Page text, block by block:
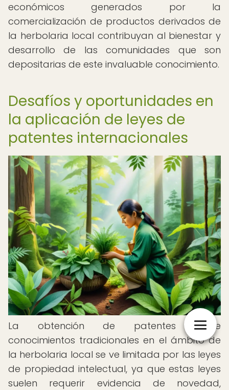
económicos generados por la
comercialización de productos derivados de
la herbolaria local contribuyan al bienestar y
desarrollo de las comunidades que son
depositarias de este invaluable conocimiento.
Desafíos y oportunidades en
la aplicación de leyes de
patentes internacionales
La obtención de patentes sobre
conocimientos tradicionales en el ámbito de
la herbolaria local se ve limitada por las leyes
de propiedad intelectual, ya que estas leyes
suelen requerir evidencia de novedad,